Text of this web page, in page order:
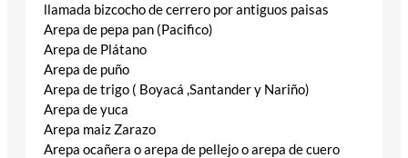
llamada bizcocho de cerrero por antiguos paisas
Arepa de pepa pan (Pacifico)
Arepa de Plátano
Arepa de puño
Arepa de trigo ( Boyacá ,Santander y Nariño)
Arepa de yuca
Arepa maiz Zarazo
Arepa ocañera o arepa de pellejo o arepa de cuero